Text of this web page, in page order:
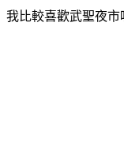
我比較喜歡武聖夜市